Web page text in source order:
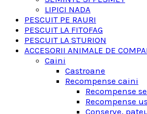
LIPICI NADA
PESCUIT PE RAURI
PESCUIT LA FITOFAG
PESCUIT LA STURION
ACCESORII ANIMALE DE
Caini
Castroane
Recompense caini
Recompense
Recompense
Conserve,